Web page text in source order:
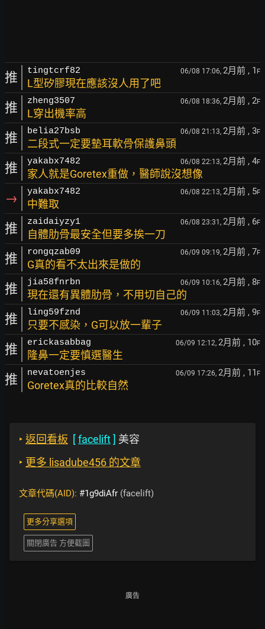
推 tingtcrf82 06/08 17:06, 2月前 , 1 F
L型矽膠現在應該沒人用了吧
推 zheng3507 06/08 18:36, 2月前 , 2F
L穿出機率高
推 belia27bsb 06/08 21:13, 2月前 , 3F
二段式一定要墊耳軟骨保護鼻頭
推 yakabx7482 06/08 22:13, 2月前 , 4F
家人就是Goretex重做，醫師說沒想像
→ yakabx7482 06/08 22:13, 2月前 , 5F
中難取
推 zaidaiyzy1 06/08 23:31, 2月前 , 6F
自體肋骨最安全但要多挨一刀
推 rongqzab09 06/09 09:19, 2月前 , 7F
G真的看不太出來是做的
推 jia58fnrbn 06/09 10:16, 2月前 , 8F
現在還有異體肋骨，不用切自己的
推 ling59fznd 06/09 11:03, 2月前 , 9F
只要不感染，G可以放一輩子
推 erickasabbag 06/09 12:12, 2月前 , 10F
隆鼻一定要慎選醫生
推 nevatoenjes 06/09 17:26, 2月前 , 11 F
Goretex真的比較自然
‣ 返回看板 [facelift] 美容
‣ 更多 lisadube456 的文章
文章代碼(AID): #1g9diAfr (facelift)
更多分享選項
關閉廣告 方便截圖
廣告